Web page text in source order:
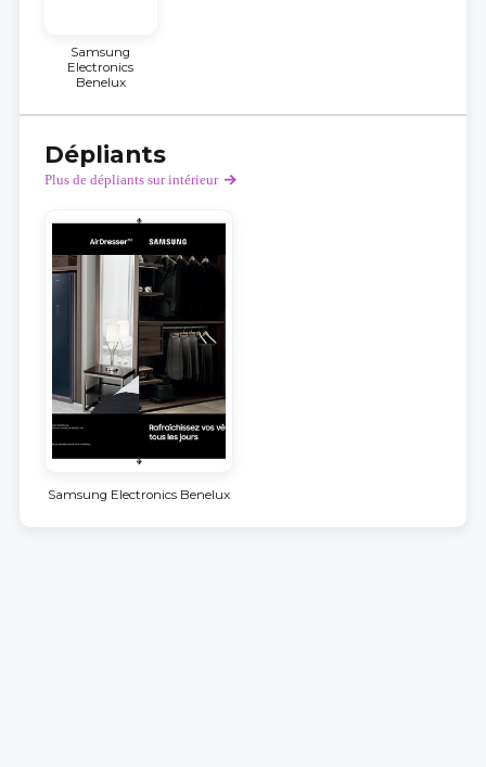
Samsung
Electronics
Benelux
Dépliants
Plus de dépliants sur intérieur
Samsung Electronics Benelux